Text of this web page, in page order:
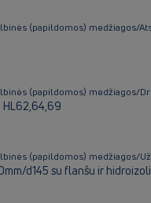
(papildomos) medžiagos/
(papildomos) medžiagos/
HL62,64,69
(papildomos) medžiagos/
d145 su flanšu ir